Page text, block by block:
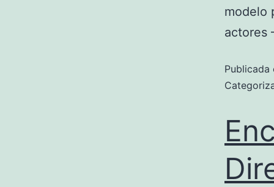
modelo
actores